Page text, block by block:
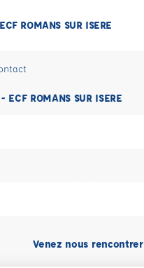
ECF ROMANS SUR ISERE
ECF ROMANS SUR ISERE
Venez nous rencontrer